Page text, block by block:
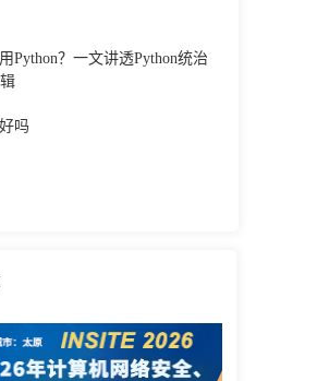
Python？一文讲透Python统治
吗